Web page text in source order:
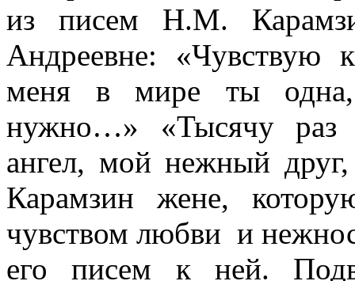
из писем Н.М.
Андреевне: «Чувствую
меня в мире ты
нужно…» «Тысячу
ангел, мой нежный
Карамзин жене,
чувством любви и
его писем к ней.